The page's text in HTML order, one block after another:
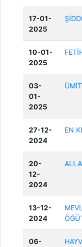
17-01-
2025
10-01-
2025
03-
01-
2025
27-12-
2024
EN
20-
12-
2024
13-12-
2024
06-